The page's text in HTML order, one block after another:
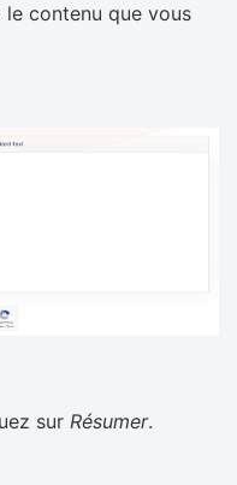
contenu que vous
sur Résumer.